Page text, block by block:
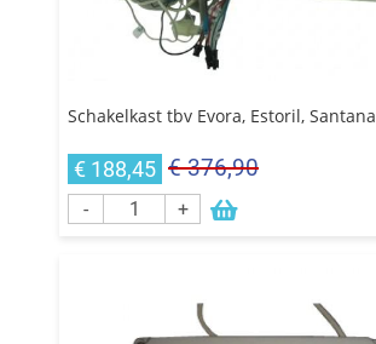
Schakelkast tbv Evora, Estoril, Santana
€ 188,45 € 376,90
- +